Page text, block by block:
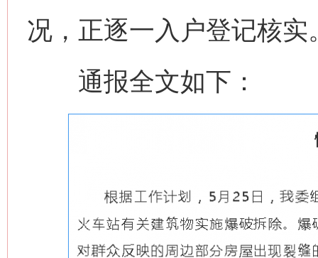
况，正逐一入户登记核实
通报全文如下：